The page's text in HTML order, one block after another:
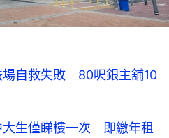
場自救失敗 80呎銀主舖10
大生僅睇樓一次 即繳年租